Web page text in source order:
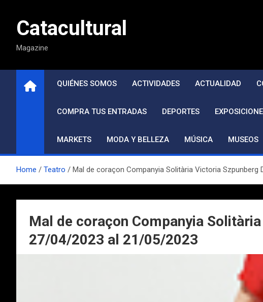
contenidoCatacultural
Magazine
QUIÉNES SOMOS ACTIVIDADES ACTUALIDAD
COMPRA TUS ENTRADAS DEPORTES
MARKETS MODA Y BELLEZA MÚSICA MUSEOS
Home Teatro Mal de coraçon Companyia Solitària Victoria
Mal de coraçon Companyia
27/04/2023 al 21/05/2023